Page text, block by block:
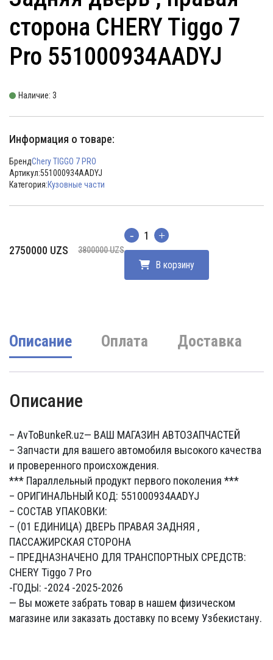
сторона CHERY Tiggo 7
Pro 551000934AADYJ
Наличие: 3
Информация о товаре:
БрендChery TIGGO 7 PRO
Артикул:551000934AADYJ
Категория:Кузовные части
3800000UZS
Первоначальная
2750000 UZS
Текущая
Количество
В корзину
Описание Оплата Доставка
Описание
– AvToBunkeR.uz— ВАШ МАГАЗИН АВТОЗАПЧАСТЕЙ
– Запчасти для вашего автомобиля высокого качества
и проверенного происхождения.
*** Параллельный продукт первого поколения ***
– ОРИГИНАЛЬНЫЙ КОД: 551000934AADYJ
– СОСТАВ УПАКОВКИ:
– (01 ЕДИНИЦА) ДВЕРЬ ПРАВАЯ ЗАДНЯЯ ,
ПАССАЖИРСКАЯ СТОРОНА
– ПРЕДНАЗНАЧЕНО ДЛЯ ТРАНСПОРТНЫХ СРЕДСТВ:
CHERY Tiggo 7 Pro
-ГОДЫ: -2024 -2025-2026
— Вы можете забрать товар в нашем физическом
магазине или заказать доставку по всему Узбекистану.